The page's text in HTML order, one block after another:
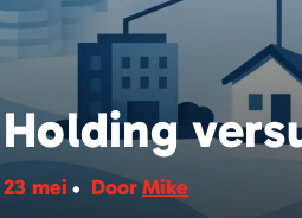
Holding
23 mei DoorMike